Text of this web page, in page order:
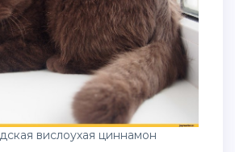
вислоухая циннамон